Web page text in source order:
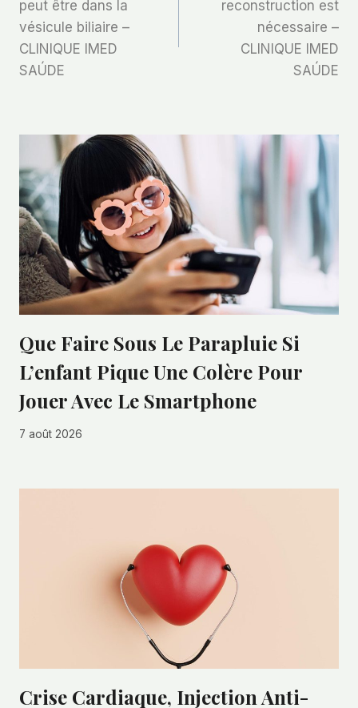
L’article
peut être dans la
vésicule biliaire –
CLINIQUE IMED
SAÚDE
reconstruction est
nécessaire –
CLINIQUE IMED
SAÚDE
Que Faire Sous Le Parapluie Si
L’enfant Pique Une Colère Pour
Jouer Avec Le Smartphone
7 août 2026
Crise Cardiaque, Injection Anti-